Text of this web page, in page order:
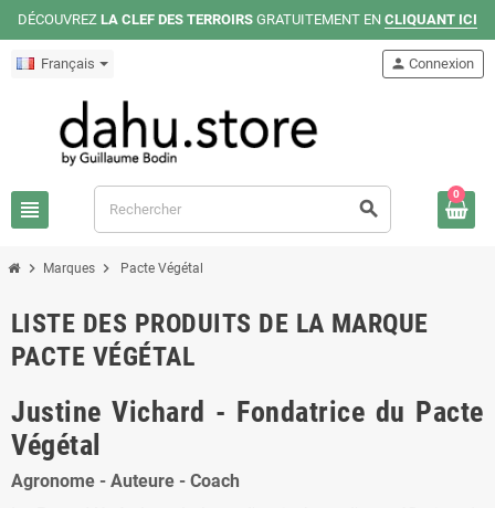
DÉCOUVREZ LA CLEF DES TERROIRS GRATUITEMENT EN CLIQUANT ICI
Français
view_headline search
person Connexion
0
chevron_right Marques chevron_right Pacte Végétal
LISTE DES PRODUITS DE LA MARQUE
PACTE VÉGÉTAL
Justine Vichard - Fondatrice du Pacte
Végétal
Agronome - Auteure - Coach